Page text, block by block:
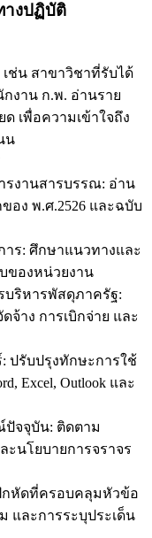
างปฏิบัติ
ช่น สาขาวิชาที่รับได้
งาน ก.พ. อ่านราย
ด เพื่อความเข้าใจถึง
น
รงานสารบรรณ: อ่าน
ง พ.ศ.2526 และฉบับ
ร: ศึกษาแนวทางและ
องหน่วยงาน
บริหารพัสดุภาครัฐ:
าง การเบิกจ่าย และ
ปรับปรุงทักษะการใช้
Excel, Outlook และ
ปัจจุบัน: ติดตาม
ะนโยบายการจราจร
กหัดที่ครอบคลุมหัวข้อ
และการระบุประเด็น